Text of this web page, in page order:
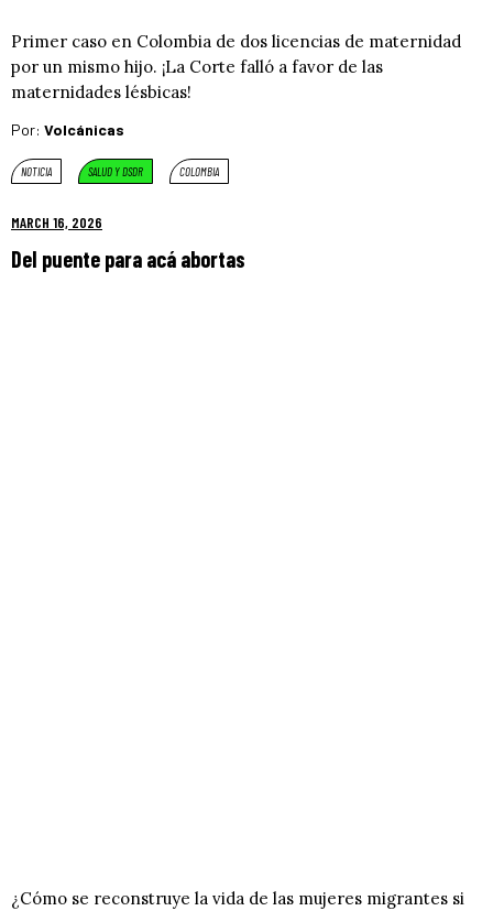
Primer caso en Colombia de dos licencias de maternidad
por un mismo hijo. ¡La Corte falló a favor de las
maternidades lésbicas!
Por: Volcánicas
NOTICIA SALUD Y DSDR COLOMBIA
MARCH 16, 2026
Del puente para acá abortas
¿Cómo se reconstruye la vida de las mujeres migrantes si